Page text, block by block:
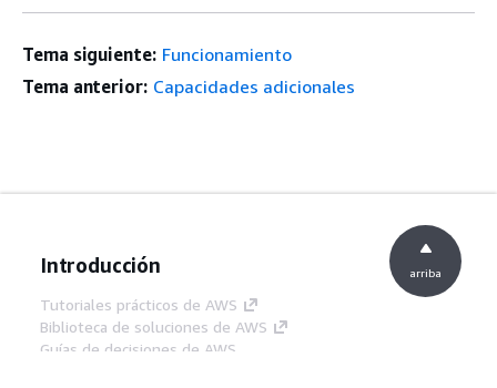
Tema siguiente: Funcionamiento
Tema anterior: Capacidades adicionales
Introducción
Tutoriales prácticos de AWS
Biblioteca de soluciones de AWS
Guías de decisiones de AWS
arriba